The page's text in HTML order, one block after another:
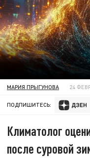
МАРИЯ ПРЫГУНОВА 24
ПОДПИШИТЕСЬ:
Климатолог
после суровой